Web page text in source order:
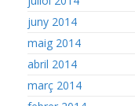
juny 2014
maig 2014
abril 2014
març 2014